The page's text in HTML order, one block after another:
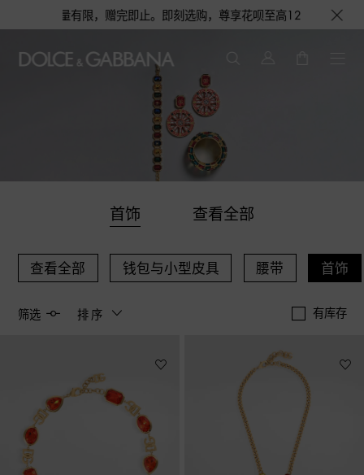
赠完即止。即刻选购，尊享花呗至高12期免息分期礼遇，下单即
首饰 查看全部
查看全部 钱包与小型皮具 腰带 首饰
筛选 排序 有库存